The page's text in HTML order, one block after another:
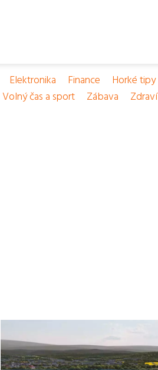
Elektronika Finance Horké tipy
Volný čas a sport Zábava Zdraví